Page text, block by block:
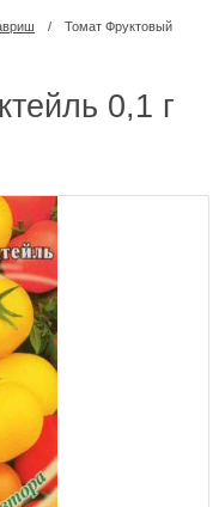
/
Томат Фруктовый
0,1 г